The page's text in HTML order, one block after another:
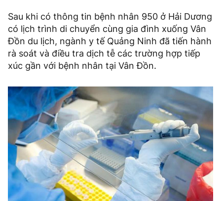
Sau khi có thông tin bệnh nhân 950 ở Hải Dương
có lịch trình di chuyển cùng gia đình xuống Vân
Đồn du lịch, ngành y tế Quảng Ninh đã tiến hành
rà soát và điều tra dịch tễ các trường hợp tiếp
xúc gần với bệnh nhân tại Vân Đồn.